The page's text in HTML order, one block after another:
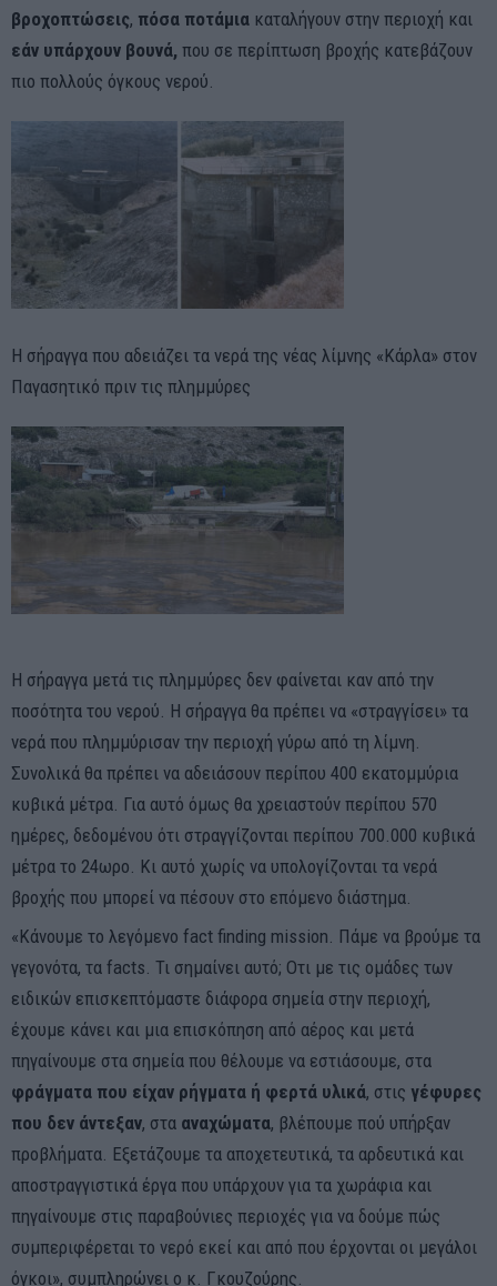
βροχοπτώσεις, πόσα ποτάμια καταλήγουν στην περιοχή και
εάν υπάρχουν βουνά, που σε περίπτωση βροχής κατεβάζουν
πιο πολλούς όγκους νερού.
Η σήραγγα που αδειάζει τα νερά της νέας λίμνης «Κάρλα» στον
Παγασητικό πριν τις πλημμύρες
Η σήραγγα μετά τις πλημμύρες δεν φαίνεται καν από την
ποσότητα του νερού. Η σήραγγα θα πρέπει να «στραγγίσει» τα
νερά που πλημμύρισαν την περιοχή γύρω από τη λίμνη.
Συνολικά θα πρέπει να αδειάσουν περίπου 400 εκατομμύρια
κυβικά μέτρα. Για αυτό όμως θα χρειαστούν περίπου 570
ημέρες, δεδομένου ότι στραγγίζονται περίπου 700.000 κυβικά
μέτρα το 24ωρο. Κι αυτό χωρίς να υπολογίζονται τα νερά
βροχής που μπορεί να πέσουν στο επόμενο διάστημα.
«Κάνουμε το λεγόμενο fact finding mission. Πάμε να βρούμε τα
γεγονότα, τα facts. Τι σημαίνει αυτό; Οτι με τις ομάδες των
ειδικών επισκεπτόμαστε διάφορα σημεία στην περιοχή,
έχουμε κάνει και μια επισκόπηση από αέρος και μετά
πηγαίνουμε στα σημεία που θέλουμε να εστιάσουμε, στα
φράγματα που είχαν ρήγματα ή φερτά υλικά, στις γέφυρες
που δεν άντεξαν, στα αναχώματα, βλέπουμε πού υπήρξαν
προβλήματα. Εξετάζουμε τα αποχετευτικά, τα αρδευτικά και
αποστραγγιστικά έργα που υπάρχουν για τα χωράφια και
πηγαίνουμε στις παραβούνιες περιοχές για να δούμε πώς
συμπεριφέρεται το νερό εκεί και από που έρχονται οι μεγάλοι
όγκοι», συμπληρώνει ο κ. Γκουζούρης.